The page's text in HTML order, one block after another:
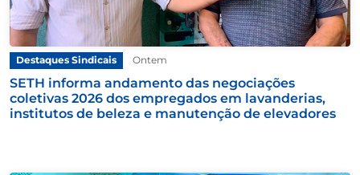
Destaques Sindicais Ontem
SETH informa andamento das negociações
coletivas 2026 dos empregados em lavanderias,
institutos de beleza e manutenção de elevadores